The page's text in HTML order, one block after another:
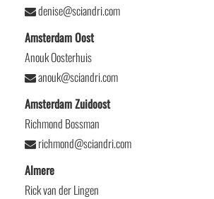
denise@sciandri.com
Amsterdam Oost
Anouk Oosterhuis
anouk@sciandri.com
Amsterdam Zuidoost
Richmond Bossman
richmond@sciandri.com
Almere
Rick van der Lingen